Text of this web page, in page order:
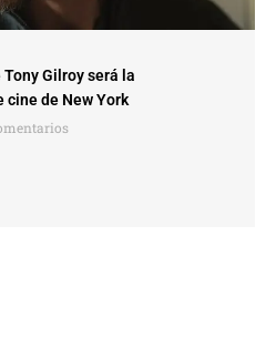
Tony Gilroy será la
de New York